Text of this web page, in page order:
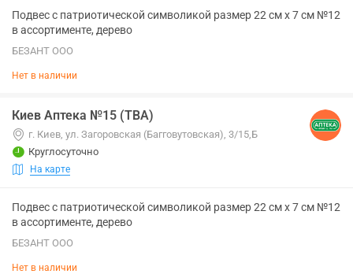
Подвес с патриотической символикой размер 22 см х 7 см №12
в ассортименте, дерево
БЕЗАНТ ООО
Нет в наличии
Киев Аптека №15 (ТВА)
г. Киев, ул. Загоровская (Багговутовская), 3/15,Б
Круглосуточно
На карте
Подвес с патриотической символикой размер 22 см х 7 см №12
в ассортименте, дерево
БЕЗАНТ ООО
Нет в наличии